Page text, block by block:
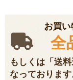
お買
全
もしくは「送
なっております